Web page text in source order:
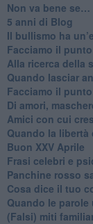
Non va bene se…
​5 anni di Blog
​Il bullismo ha
Facciamo il
​Alla ricerca della
​Quando lasciar
Facciamo il
Di amori,
​Amici con cui
​Quando la
Buon XXV Aprile
​Frasi celebri e
​Panchine rosso
​Cosa dice il tuo
​Quando le
​(Falsi) miti